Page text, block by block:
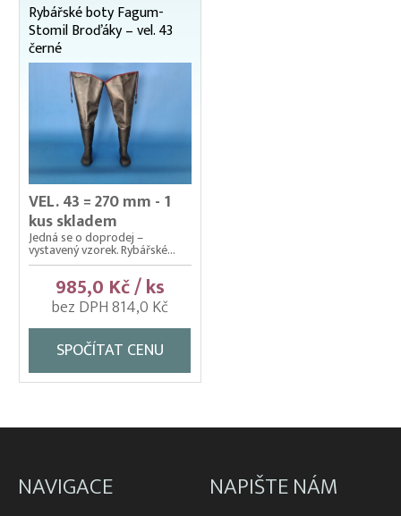
Broďáky
Dekorační/bavlněné sítě
Krycí sítě
Ochranné sítě
Rukáv síťový
Rybářské sítě IHNED K ODBĚRU
Síť na okurky/popínavé rostliny
Výplety – náhradní síťky
Výrobky z uhelonu – kolíbky
Rybářské boty Fagum-
Stomil Broďáky – vel. 43
černé
VEL. 43 = 270 mm - 1
kus skladem
Jedná se o doprodej –
vystavený vzorek. Rybářské...
985,0 Kč / ks
bez DPH 814,0 Kč
SPOČÍTAT CENU
NAVIGACE NAPIŠTE NÁM